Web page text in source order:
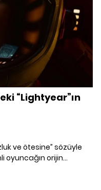
“Lightyear”ın
ve ötesine” sözüyle
oyuncağın orijin